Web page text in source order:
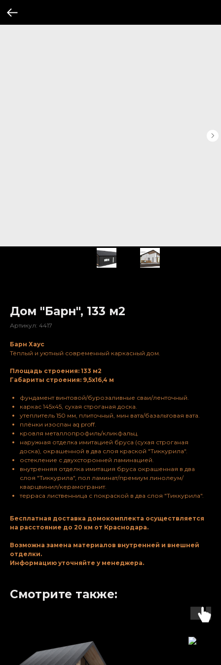
Дом "Барн", 133 м2
Артикул: 4417
Барн Хаус
Тёплый и уютный современный каркасный дом.
Площадь строения: 133 м2
Габариты строения: 9,5х16,4 м
фундамент винтовой/бурозаливные сваи/ленточный.
каркас 145х45, сухая строганая доска.
утеплитель 150 мм, плиточный, мин вата/базальтовая вата.
плёнки изоспан aq proff.
кровля металлопрофиль/кликфальц.
наружная отделка имитацией бруса (сухая строганая
доска), окрашенной в два слоя краской "Тиккурила".
остекление с двухсторонней ламинацией.
внутренняя отделка имитация бруса окрашенная в два
слоя "Тиккурила", пол ламинат/премиум линолеум/
кварцвинил/керамогранит.
терраса лиственница с покраской в два слоя "Тиккурила".
Бесплатная доставка домокомплекта осуществляется
на расcтояние до 20 км от Краснодара.
Возможна замена материалов внутренней и внешней
отделки.
Информацию уточняйте у менеджера.
Смотрите также: